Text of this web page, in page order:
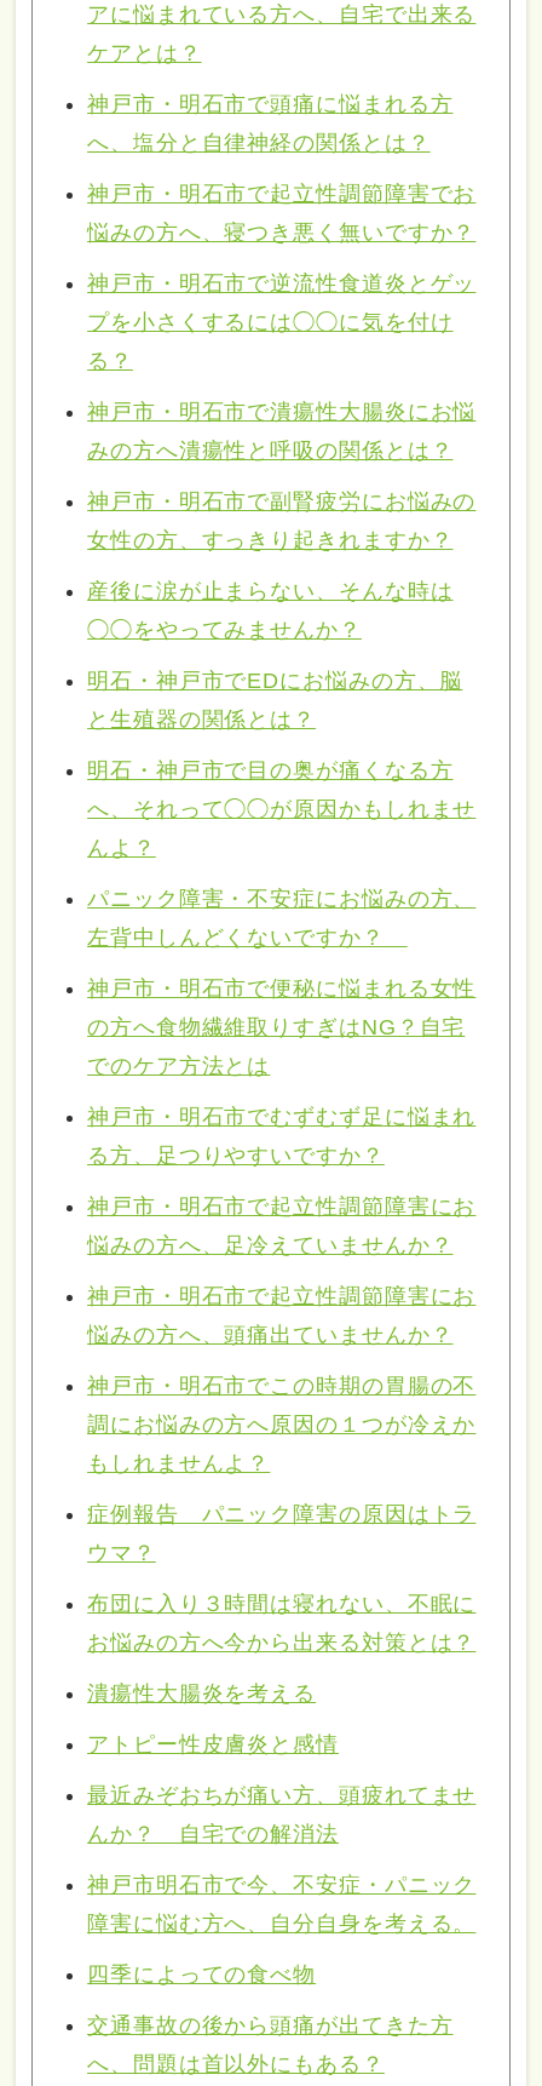
アに悩まれている方へ、自宅で出来る
ケアとは？
神戸市・明石市で頭痛に悩まれる方
へ、塩分と自律神経の関係とは？
神戸市・明石市で起立性調節障害でお
悩みの方へ、寝つき悪く無いですか？
神戸市・明石市で逆流性食道炎とゲッ
プを小さくするには◯◯に気を付け
る？
神戸市・明石市で潰瘍性大腸炎にお悩
みの方へ潰瘍性と呼吸の関係とは？
神戸市・明石市で副腎疲労にお悩みの
女性の方、すっきり起きれますか？
産後に涙が止まらない、そんな時は
◯◯をやってみませんか？
明石・神戸市でEDにお悩みの方、脳
と生殖器の関係とは？
明石・神戸市で目の奥が痛くなる方
へ、それって◯◯が原因かもしれませ
んよ？
パニック障害・不安症にお悩みの方、
左背中しんどくないですか？
神戸市・明石市で便秘に悩まれる女性
の方へ食物繊維取りすぎはNG？自宅
でのケア方法とは
神戸市・明石市でむずむず足に悩まれ
る方、足つりやすいですか？
神戸市・明石市で起立性調節障害にお
悩みの方へ、足冷えていませんか？
神戸市・明石市で起立性調節障害にお
悩みの方へ、頭痛出ていませんか？
神戸市・明石市でこの時期の胃腸の不
調にお悩みの方へ原因の１つが冷えか
もしれませんよ？
症例報告 パニック障害の原因はトラ
ウマ？
布団に入り３時間は寝れない、不眠に
お悩みの方へ今から出来る対策とは？
潰瘍性大腸炎を考える
アトピー性皮膚炎と感情
最近みぞおちが痛い方、頭疲れてませ
んか？ 自宅での解消法
神戸市明石市で今、不安症・パニック
障害に悩む方へ、自分自身を考える。
四季によっての食べ物
交通事故の後から頭痛が出てきた方
へ、問題は首以外にもある？